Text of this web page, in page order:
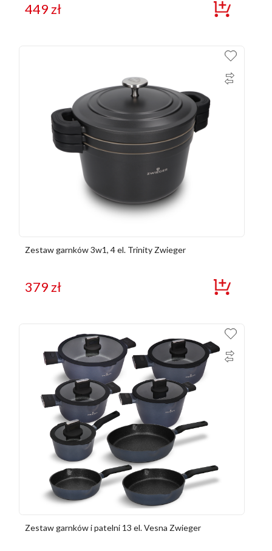
449zł
Zestaw garnków 3w1, 4 el. Trinity Zwieger
379zł
Zestaw garnków i patelni 13 el. Vesna Zwieger